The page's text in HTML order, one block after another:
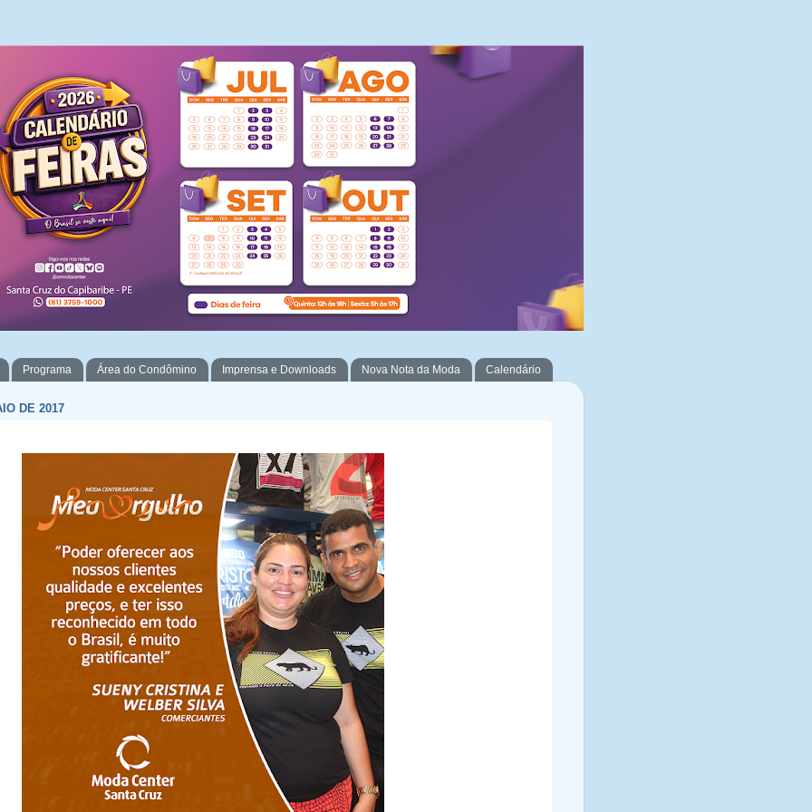
Programa Área do Condômino Imprensa e Downloads Nova Nota da Moda Calendário
DE 2017